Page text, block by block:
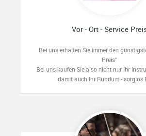
Vor - Ort - Service
Bei uns erhalten Sie immer den
Preis"
Bei uns kaufen Sie also nicht nur Ihr
damit auch Ihr Rundum - sorglos